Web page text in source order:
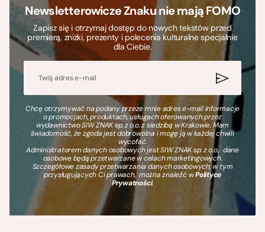
Newsletterowicze Znaku nie mają FOMO
Zapisz się i otrzymaj dostęp do nowych tekstów przed
premierą, zniżki, prezenty i polecenia kulturalne specjalnie
dla Ciebie.
Chcę otrzymywać na podany przeze mnie adres e-mail informacje
o promocjach, produktach, usługach oferowanych przez
wydawnictwo SIW ZNAK sp. z o.o. z siedzibą w Krakowie. Mam
świadomość, że zgoda jest dobrowolna i mogę ją w każdej chwili
wycofać.
Administratorem danych osobowych jest SIW ZNAK sp. z o.o., dane
osobowe będą przetwarzane w celach marketingowych.
Szczegółowe zasady przetwarzania danych osobowych, w tym
przysługujących Ci prawach, można znaleźć wPolityce
Prywatności.